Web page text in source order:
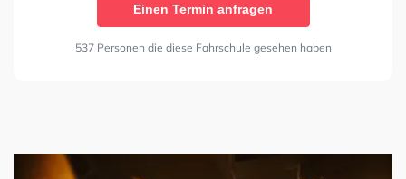
Einen Termin anfragen
537 Personen die diese Fahrschule gesehen haben